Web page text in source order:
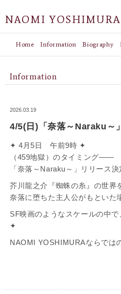
NAOMI YOSHIMURA
Home Information Biography
Information
2026.03.19
4/5(日)「奈落～Naraku～
✦ 4月5日 午前9時 ✦
（459地獄）のタイミング——
「奈落～Naraku～」リリース
芥川龍之介『蜘蛛の糸』の世界
奈落に堕ちた主人公がもといた
SF映画のようなスケールの中
✦
NAOMI YOSHIMURAならでは